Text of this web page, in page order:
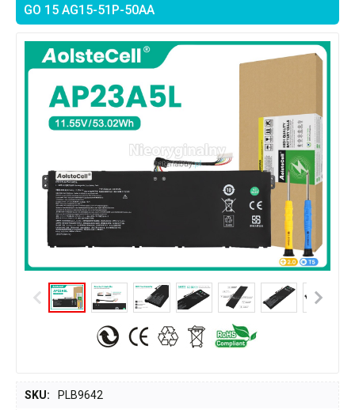
GO 15 AG15-51P-50AA
SKU: PLB9642